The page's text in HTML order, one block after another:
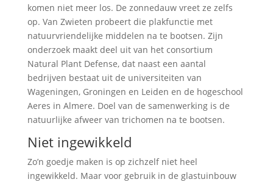
komen niet meer los. De zonnedauw vreet ze zelfs
op. Van Zwieten probeert die plakfunctie met
natuurvriendelijke middelen na te bootsen. Zijn
onderzoek maakt deel uit van het consortium
Natural Plant Defense, dat naast een aantal
bedrijven bestaat uit de universiteiten van
Wageningen, Groningen en Leiden en de hogeschool
Aeres in Almere. Doel van de samenwerking is de
natuurlijke afweer van trichomen na te bootsen.
Niet ingewikkeld
Zo’n goedje maken is op zichzelf niet heel
ingewikkeld. Maar voor gebruik in de glastuinbouw